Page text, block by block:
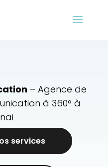
– Agence de
à 360° à
services